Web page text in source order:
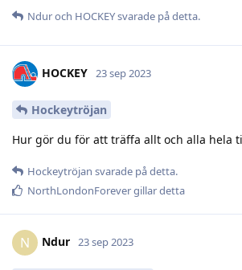
Nduroch HOCKEYsvarade på detta.
HOCKEY 23 sep 2023
Hockeytröjan
Hur gör du för att träffa allt och alla hela
Hockeytröjan svarade på detta.
NorthLondonForevergillar detta
N Ndur 23 sep 2023